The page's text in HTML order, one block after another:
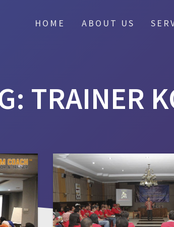
HOME ABOUT US
TRAINER